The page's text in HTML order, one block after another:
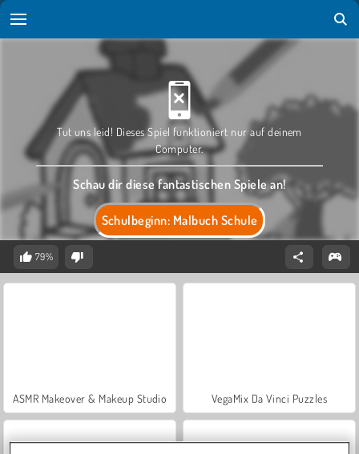
Schulbeginn: Malbuch Schule
Tut uns leid! Dieses Spiel funktioniert nur auf deinem
Computer.
Schau dir diese fantastischen Spiele an!
79%
ASMR Makeover & Makeup Studio VegaMix Da Vinci Puzzles